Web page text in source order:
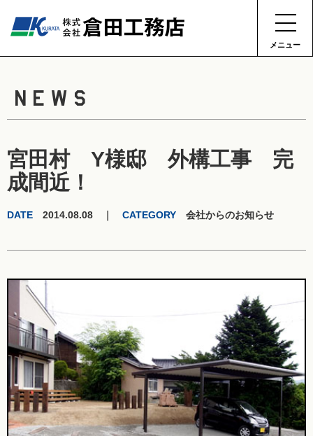
メニュー
NEWS
宮田村 Y様邸 外構工事 完
成間近！
DATE 2014.08.08 ｜ CATEGORY 会社からのお知らせ